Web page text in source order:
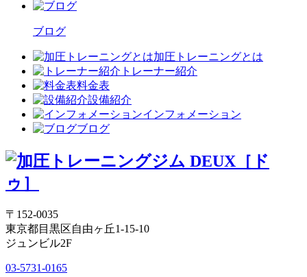
ブログ
加圧トレーニングとは
トレーナー紹介
料金表
設備紹介
インフォメーション
ブログ
〒152-0035
東京都目黒区自由ヶ丘1-15-10
ジュンビル2F
03-5731-0165